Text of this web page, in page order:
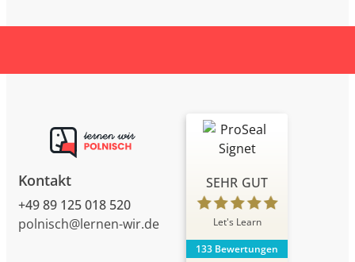
Kontakt
+49 89 125 018 520
polnisch@lernen-wir.de
SEHR GUT
Let's Learn
133 Bewertungen